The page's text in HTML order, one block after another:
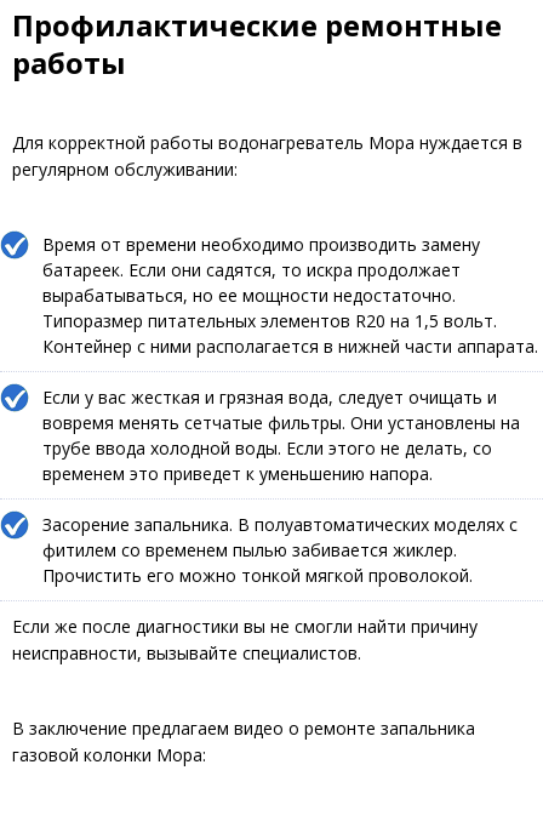
Профилактические ремонтные
работы
Для корректной работы водонагреватель Мора нуждается в
регулярном обслуживании:
Время от времени необходимо производить замену
батареек. Если они садятся, то искра продолжает
вырабатываться, но ее мощности недостаточно.
Типоразмер питательных элементов R20 на 1,5 вольт.
Контейнер с ними располагается в нижней части аппарата.
Если у вас жесткая и грязная вода, следует очищать и
вовремя менять сетчатые фильтры. Они установлены на
трубе ввода холодной воды. Если этого не делать, со
временем это приведет к уменьшению напора.
Засорение запальника. В полуавтоматических моделях с
фитилем со временем пылью забивается жиклер.
Прочистить его можно тонкой мягкой проволокой.
Если же после диагностики вы не смогли найти причину
неисправности, вызывайте специалистов.
В заключение предлагаем видео о ремонте запальника
газовой колонки Мора: